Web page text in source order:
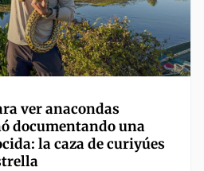
ver anacondas
documentando una
la caza de curiyúes